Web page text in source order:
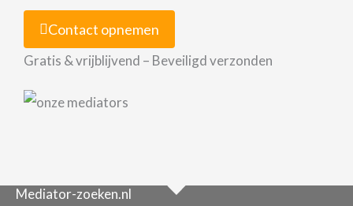
Contact opnemen
Gratis & vrijblijvend – Beveiligd verzonden
Mediator-zoeken.nl